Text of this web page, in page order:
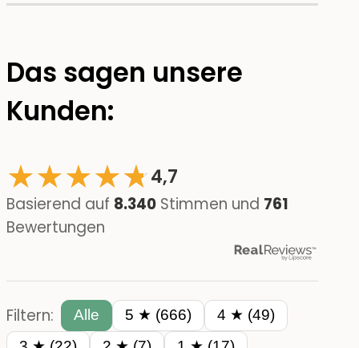
Das sagen unsere
Kunden:
★★★★☆
★4,7
Basierend auf 8.340 Stimmen und 761
Bewertungen
Filtern: Alle 5 ★ (666)
4 ★ (49)